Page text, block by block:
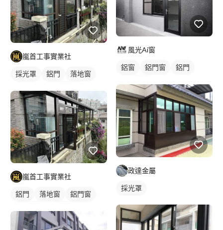
嵐首工事實業社
採光罩 鋁門
落地窗
嵐首工事實業社
鋁門 落地窗
鋁門窗
風光Ai窗
鋁窗 鋁門窗
鋁門
政達金屬
採光罩